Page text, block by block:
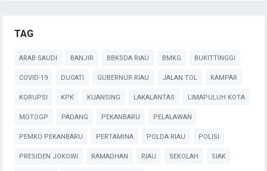
TAG
ARAB SAUDI BANJIR BBKSDA RIAU BMKG BUKITTINGGI
COVID-19 DUCATI GUBERNUR RIAU JALAN TOL KAMPAR
KORUPSI KPK KUANSING LAKALANTAS LIMAPULUH KOTA
MOTOGP PADANG PEKANBARU PELALAWAN
PEMKO PEKANBARU PERTAMINA POLDA RIAU POLISI
PRESIDEN JOKOWI RAMADHAN RIAU SEKOLAH SIAK